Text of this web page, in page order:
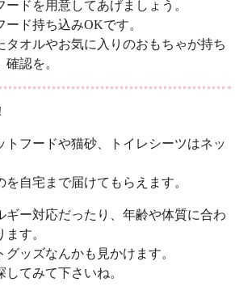
ドを用意してあげましょう。
ド持ち込みOKです。
タオルやお気に入りのおもちゃが持ち
認を。
トフードや猫砂、トイレシーツはネッ
自宅まで届けてもらえます。
ギー対応だったり、年齢や体質に合わ
す。
ッズなんかも見かけます。
てみて下さいね。